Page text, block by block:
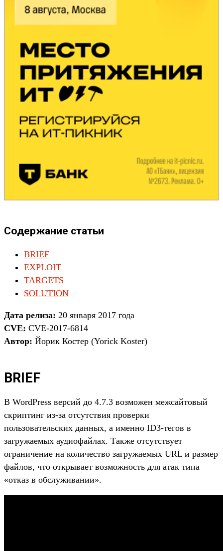
Содержание статьи
BRIEF
EXPLOIT
TARGETS
SOLUTION
Дата релиза: 20 января 2017 года
CVE: CVE-2017-6814
Автор: Йорик Костер (Yorick Koster)
BRIEF
В WordPress версий до 4.7.3 возможен межсайтовый
скриптинг из-за отсутствия проверки
пользовательских данных, а именно ID3-тегов в
загружаемых аудиофайлах. Также отсутствует
ограничение на количество загружаемых URL и размер
файлов, что открывает возможность для атак типа
«отказ в обслуживании».